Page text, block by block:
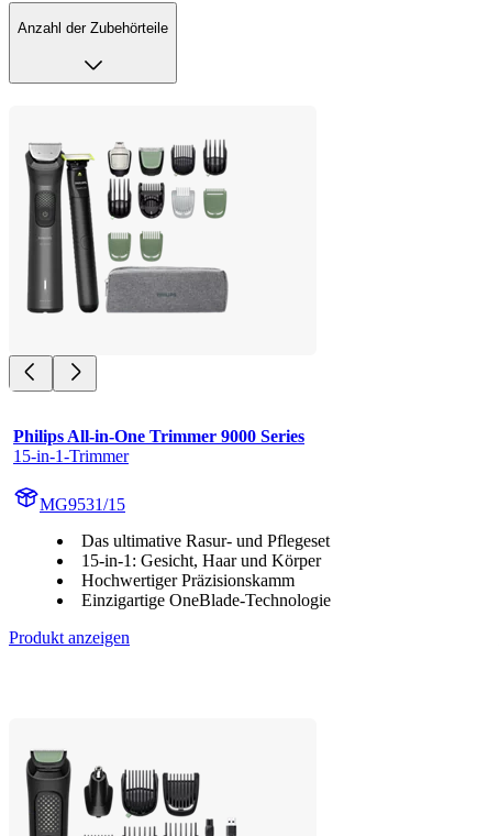
Anzahl der Zubehörteile
Philips All-in-One Trimmer 9000 Series
15-in-1-Trimmer
MG9531/15
Das ultimative Rasur- und Pflegeset
15-in-1: Gesicht, Haar und Körper
Hochwertiger Präzisionskamm
Einzigartige OneBlade-Technologie
Produkt anzeigen